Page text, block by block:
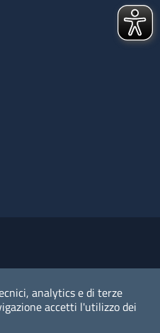
analytics e di terze
accetti l'utilizzo dei
personale